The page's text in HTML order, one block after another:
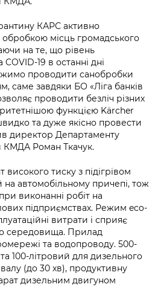
організації
адміністрація
Київ Цифровий
стану
стану
КАРС активно
обробкою місць громадського
на те, що рівень
19 в останні дні
проводити санобробки
саме завдяки БО «Ліга банків
проводити безліч різних
функцією Kärcher
та дуже якісно провести
директор Департаменту
КМДА Роман Ткачук.
високого тиску з підігрівом
автомобільному причепі, тож
виконанні робіт на
підприємствах. Режим eco-
витрати і сприяє
середовища. Прилад
та водопроводу. 500-
100-літровий для дизельного
(до 30 хв), продуктивну
дизельним двигуном